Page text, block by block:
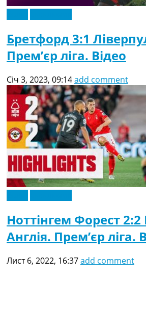
Бретфорд 3:1
Прем’єр ліга. Відео
Січ 3, 2023, 09:14add comment
Ноттінгем Форест
Англія. Прем’єр ліга.
Лист 6, 2022, 16:37add comment